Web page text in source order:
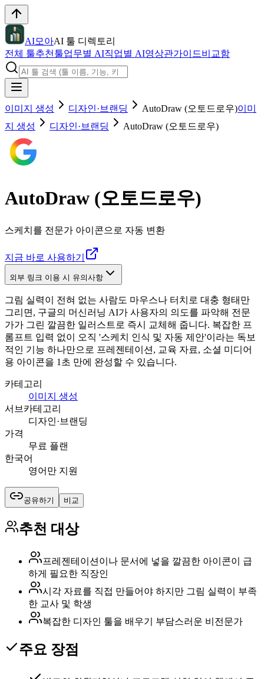
AI모아AI 툴 디렉토리
전체 툴추천툴업무별 AI직업별 AI영상관가이드비교함
이미지 생성 디자인·브랜딩 AutoDraw (오토드로우)이미
지 생성
디자인·브랜딩 AutoDraw (오토드로우)
AutoDraw (오토드로우)
스케치를 전문가 아이콘으로 자동 변환
지금 바로 사용하기
외부 링크 이용 시 유의사항
그림 실력이 전혀 없는 사람도 마우스나 터치로 대충 형태만
그리면, 구글의 머신러닝 AI가 사용자의 의도를 파악해 전문
가가 그린 깔끔한 일러스트로 즉시 교체해 줍니다. 복잡한 프
롬프트 입력 없이 오직 '스케치 인식 및 자동 제안'이라는 독보
적인 기능 하나만으로 프레젠테이션, 교육 자료, 소셜 미디어
용 아이콘을 1초 만에 완성할 수 있습니다.
카테고리
이미지 생성
서브카테고리
디자인·브랜딩
가격
무료 플랜
한국어
영어만 지원
공유하기 비교
추천 대상
프레젠테이션이나 문서에 넣을 깔끔한 아이콘이 급
하게 필요한 직장인
시각 자료를 직접 만들어야 하지만 그림 실력이 부족
한 교사 및 학생
복잡한 디자인 툴을 배우기 부담스러운 비전문가
주요 장점